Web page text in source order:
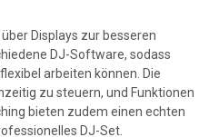
Displays zur besseren
DJ-Software, sodass
arbeiten können. Die
zu steuern, und Funktionen
bieten zudem einen echten
DJ-Set.